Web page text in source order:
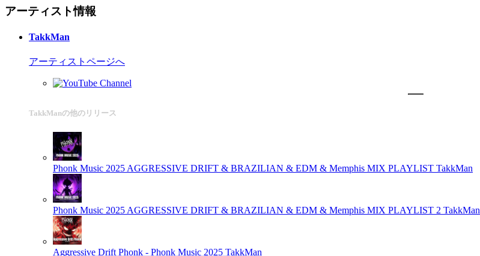
アーティスト情報
TakkMan
アーティストページへ
TakkManの他のリリース
Phonk Music 2025 AGGRESSIVE DRIFT & BRAZILIAN & EDM & Memphis MIX PLAYLIST TakkMan
Phonk Music 2025 AGGRESSIVE DRIFT & BRAZILIAN & EDM & Memphis MIX PLAYLIST 2 TakkMan
Aggressive Drift Phonk - Phonk Music 2025 TakkMan